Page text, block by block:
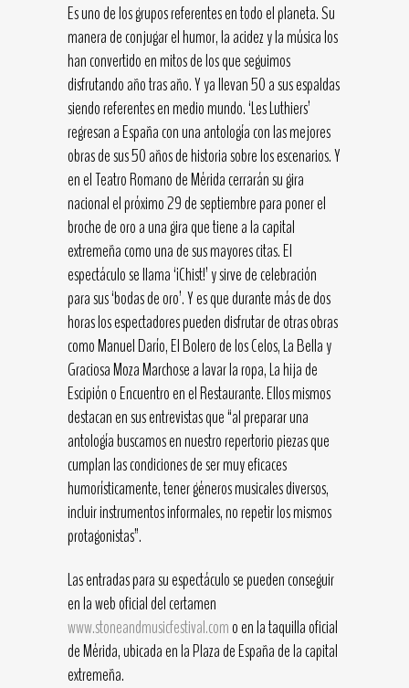
Es uno de los grupos referentes en todo el planeta. Su
manera de conjugar el humor, la acidez y la música los
han convertido en mitos de los que seguimos
disfrutando año tras año. Y ya llevan 50 a sus espaldas
siendo referentes en medio mundo. ‘Les Luthiers’
regresan a España con una antología con las mejores
obras de sus 50 años de historia sobre los escenarios. Y
en el Teatro Romano de Mérida cerrarán su gira
nacional el próximo 29 de septiembre para poner el
broche de oro a una gira que tiene a la capital
extremeña como una de sus mayores citas. El
espectáculo se llama ‘¡Chist!’ y sirve de celebración
para sus ‘bodas de oro’. Y es que durante más de dos
horas los espectadores pueden disfrutar de otras obras
como Manuel Darío, El Bolero de los Celos, La Bella y
Graciosa Moza Marchose a lavar la ropa, La hija de
Escipión o Encuentro en el Restaurante. Ellos mismos
destacan en sus entrevistas que “al preparar una
antología buscamos en nuestro repertorio piezas que
cumplan las condiciones de ser muy eficaces
humorísticamente, tener géneros musicales diversos,
incluir instrumentos informales, no repetir los mismos
protagonistas”.
Las entradas para su espectáculo se pueden conseguir
en la web oficial del certamen
www.stoneandmusicfestival.como en la taquilla oficial
de Mérida, ubicada en la Plaza de España de la capital
extremeña.